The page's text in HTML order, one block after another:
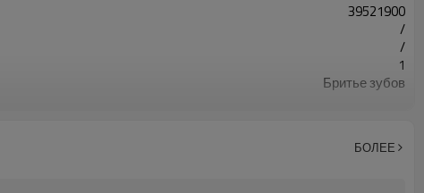
39521900
/
/
1
Бритье зубов
Дробеструйная обработка
БОЛЕЕ